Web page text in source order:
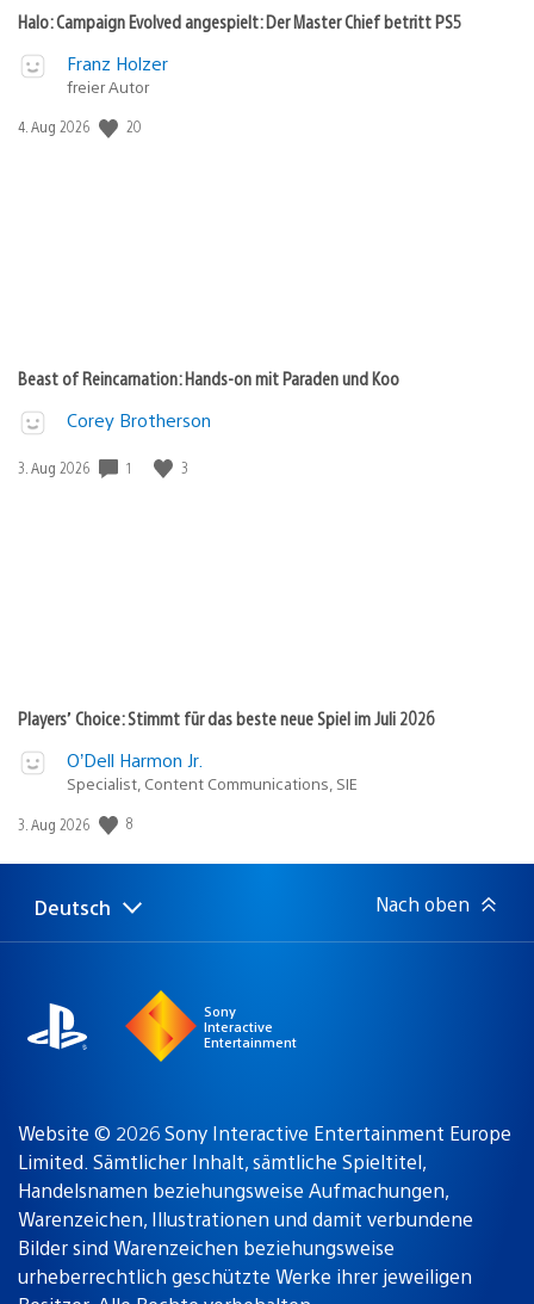
Halo: Campaign Evolved angespielt: Der Master Chief betritt PS5
Franz Holzer
freier Autor
Veröffentlichungsdatum:
4. Aug 2026 20
Beast of Reincarnation: Hands-on mit Paraden und Koo
Corey Brotherson
Veröffentlichungsdatum:
3. Aug 2026 1 3
Players’ Choice: Stimmt für das beste neue Spiel im Juli 2026
O’Dell Harmon Jr.
Specialist, Content Communications, SIE
Veröffentlichungsdatum:
3. Aug 2026 8
Select
Aktuelle
Deutsch Nach oben
Sony
Interactive
Entertainment
Website © 2026 Sony Interactive Entertainment Europe
Limited. Sämtlicher Inhalt, sämtliche Spieltitel,
Handelsnamen beziehungsweise Aufmachungen,
Warenzeichen, Illustrationen und damit verbundene
Bilder sind Warenzeichen beziehungsweise
urheberrechtlich geschützte Werke ihrer jeweiligen